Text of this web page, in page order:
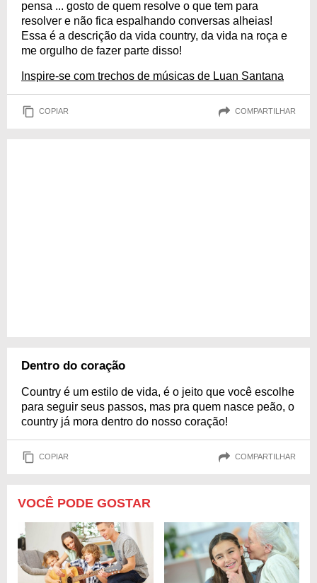
pensa ... gosto de quem resolve o que tem para
resolver e não fica espalhando conversas alheias!
Essa é a descrição da vida country, da vida na roça e
me orgulho de fazer parte disso!
Inspire-se com trechos de músicas de Luan Santana
COPIAR COMPARTILHAR
Dentro do coração
Country é um estilo de vida, é o jeito que você escolhe
para seguir seus passos, mas pra quem nasce peão, o
country já mora dentro do nosso coração!
COPIAR COMPARTILHAR
VOCÊ PODE GOSTAR